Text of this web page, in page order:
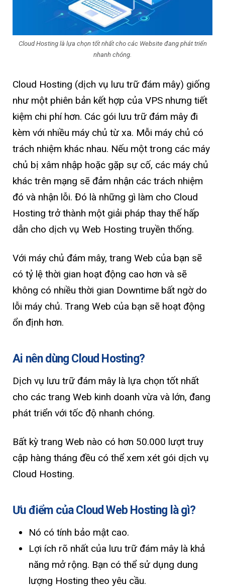
Cloud Hosting là lựa chọn tốt nhất cho các Website đang phát triển
nhanh chóng.
Cloud Hosting (dịch vụ lưu trữ đám mây) giống
như một phiên bản kết hợp của VPS nhưng tiết
kiệm chi phí hơn. Các gói lưu trữ đám mây đi
kèm với nhiều máy chủ từ xa. Mỗi máy chủ có
trách nhiệm khác nhau. Nếu một trong các máy
chủ bị xâm nhập hoặc gặp sự cố, các máy chủ
khác trên mạng sẽ đảm nhận các trách nhiệm
đó và nhận lỗi. Đó là những gì làm cho Cloud
Hosting trở thành một giải pháp thay thế hấp
dẫn cho dịch vụ Web Hosting truyền thống.
Với máy chủ đám mây, trang Web của bạn sẽ
có tỷ lệ thời gian hoạt động cao hơn và sẽ
không có nhiều thời gian Downtime bất ngờ do
lỗi máy chủ. Trang Web của bạn sẽ hoạt động
ổn định hơn.
Ai nên dùng Cloud Hosting?
Dịch vụ lưu trữ đám mây là lựa chọn tốt nhất
cho các trang Web kinh doanh vừa và lớn, đang
phát triển với tốc độ nhanh chóng.
Bất kỳ trang Web nào có hơn 50.000 lượt truy
cập hàng tháng đều có thể xem xét gói dịch vụ
Cloud Hosting.
Ưu điểm của Cloud Web Hosting là gì?
Nó có tính bảo mật cao.
Lợi ích rõ nhất của lưu trữ đám mây là khả
năng mở rộng. Bạn có thể sử dụng dung
lượng Hosting theo yêu cầu.